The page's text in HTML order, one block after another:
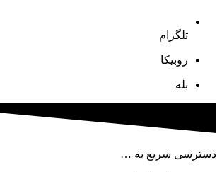
تلگرام
روبیکا
بله
دسترسی سریع به …